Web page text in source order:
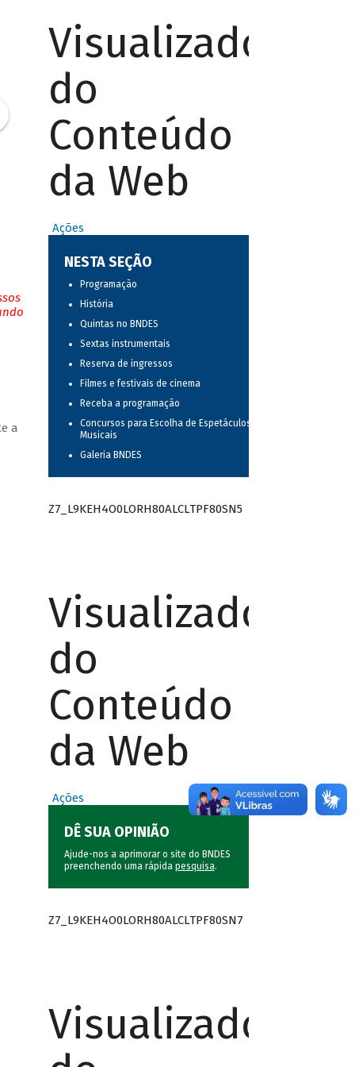
a
Visualizador
do
Conteúdo
da Web
Ações
NESTA SEÇÃO
Programação
História
Quintas no BNDES
Sextas instrumentais
Reserva de ingressos
Filmes e festivais de cinema
Receba a programação
Concursos para Escolha de Espetáculos
Musicais
Galeria BNDES
Z7_L9KEH4O0LORH80ALCLTPF80SN5
Visualizador
do
Conteúdo
da Web
Ações
DÊ SUA OPINIÃO
Ajude-nos a aprimorar o site do BNDES
preenchendo uma rápida pesquisa.
Z7_L9KEH4O0LORH80ALCLTPF80SN7
Visualizador